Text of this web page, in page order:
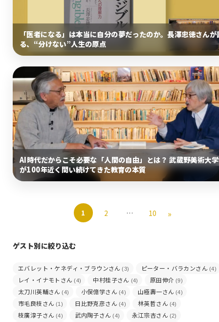
「医者になる」は本当に自分の夢だったのか。長澤忠徳さんが
る、“分けない”人生の原点
AI時代だからこそ必要な「人間の自由」とは？ 武蔵野美術大学
が100年近く問い続けてきた教育の本質
1 2 … 10 »
ゲスト別に絞り込む
エバレット・ケネディ・ブラウンさん (3) ピーター・バラカンさん (4)
レイ・イナモトさん (4) 中村桂子さん (4) 原田伸介 (9)
太刀川英輔さん (4) 小俣億学さん (4) 山極壽一さん (4)
市毛良枝さん (1) 日比野克彦さん (4) 林英哲さん (4)
枝廣淳子さん (4) 武内陶子さん (4) 永江宗杏さん (2)